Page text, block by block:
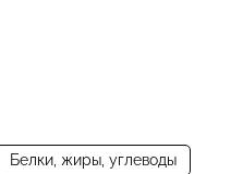
Белки, жиры, углеводы